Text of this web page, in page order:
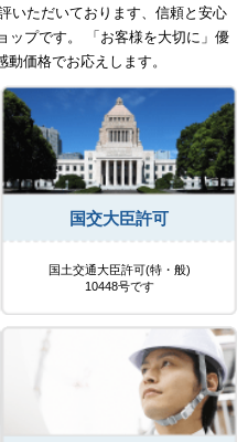
いただいております、信頼と安心
ップです。 「お客様を大切に」優
価格でお応えします。
国交大臣許可
国土交通大臣許可(特・般)
10448号です